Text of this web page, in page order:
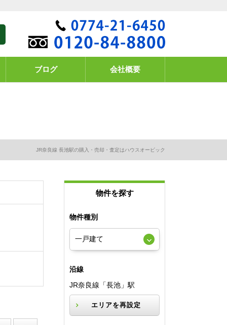
ブログ 会社概要
JR奈良線 長池駅の購入・売却・査定はハウスオービック
物件を探す
物件種別
沿線
JR奈良線「長池」駅
エリアを再設定